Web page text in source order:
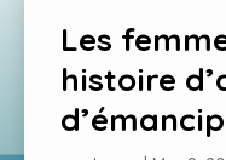
Les
histoire